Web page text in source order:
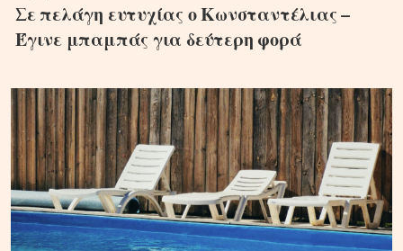
Σε πελάγη ευτυχίας ο Κωνσταντέλιας –
Έγινε μπαμπάς για δεύτερη φορά